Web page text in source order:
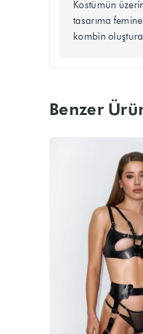
Kostümün
tasarıma
kombin
Benzer